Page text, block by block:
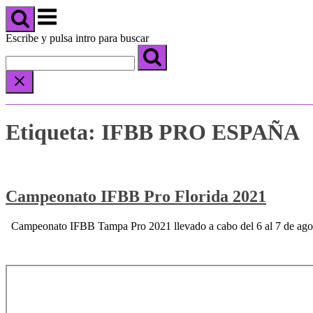
carrito
de
compra
Menú
Escribe y pulsa intro para buscar
Etiqueta: IFBB PRO ESPAÑA
Campeonato IFBB Pro Florida 2021
Campeonato IFBB Tampa Pro 2021 llevado a cabo del 6 al 7 de